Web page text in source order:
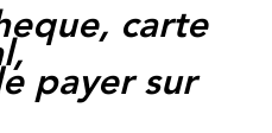
carte
payer sur